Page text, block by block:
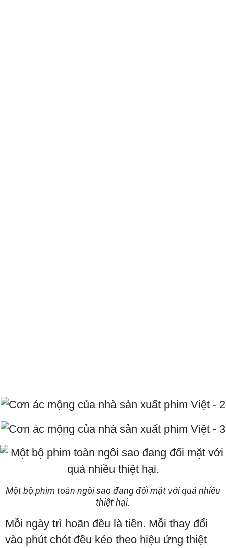
Một bộ phim toàn ngôi sao đang đối mặt với quá nhiều
thiệt hại.
Mỗi ngày trì hoãn đều là tiền. Mỗi thay đổi
vào phút chót đều kéo theo hiệu ứng thiệt